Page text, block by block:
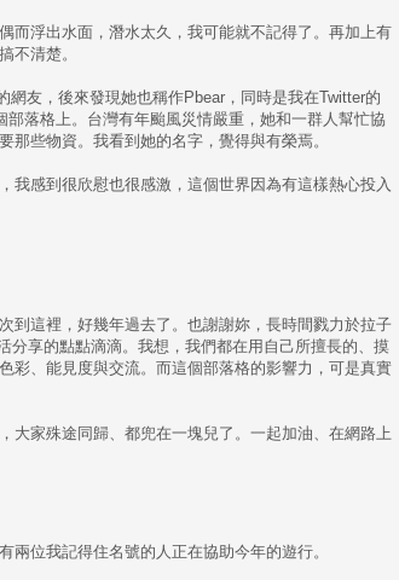
而浮出水面，潛水太久，我可能就不記得了。再加上有
不清楚。
網友，後來發現她也稱作Pbear，同時是我在Twitter的
落格上。台灣有年颱風災情嚴重，她和一群人幫忙協
那些物資。我看到她的名字，覺得與有榮焉。
我感到很欣慰也很感激，這個世界因為有這樣熱心投入
到這裡，好幾年過去了。也謝謝妳，長時間戮力於拉子
分享的點點滴滴。我想，我們都在用自己所擅長的、摸
彩、能見度與交流。而這個部落格的影響力，可是真實
大家殊途同歸、都兜在一塊兒了。一起加油、在網路上
兩位我記得住名號的人正在協助今年的遊行。